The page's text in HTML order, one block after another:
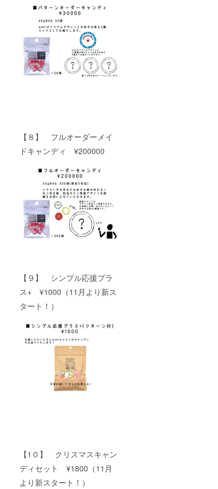
【８】 フルオーダーメイ
ドキャンディ ¥200000
【９】 シンプル応援プラ
ス+ ¥1000（11月より新ス
タート！）
【1０】 クリスマスキャン
ディセット ¥1800（11月
より新スタート！）